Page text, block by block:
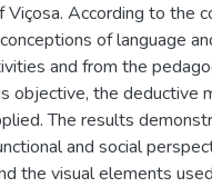
Viçosa. According to the
of language
and from the
objective, the deductive
The results
and social
the visual elements